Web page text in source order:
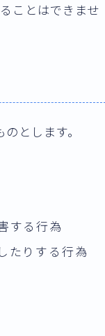
ことはできませ
とします。
する行為
たりする行為